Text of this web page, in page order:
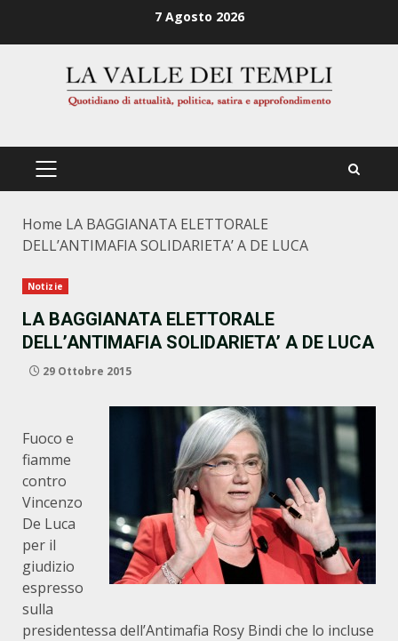
7 Agosto 2026
PRIMÄRES
Home LA BAGGIANATA ELETTORALE
DELL’ANTIMAFIA SOLIDARIETA’ A DE LUCA
Notizie
LA BAGGIANATA ELETTORALE
DELL’ANTIMAFIA SOLIDARIETA’ A DE LUCA
29 Ottobre 2015
Fuoco e
fiamme
contro
Vincenzo
De Luca
per il
giudizio
espresso
sulla
presidentessa dell’Antimafia Rosy Bindi che lo incluse